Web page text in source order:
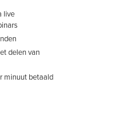
live
delen van
minuut betaald